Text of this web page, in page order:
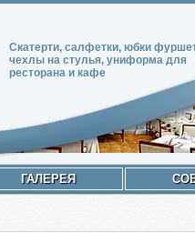
Скатерти, салфетки, юбки
чехлы на стулья, униформа для
ресторана и кафе
ГАЛЕРЕЯ